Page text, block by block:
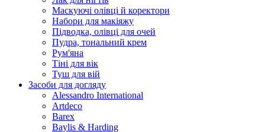
Маскуючі олівці й коректори
Набори для макіяжу
Підводка, олівці для очей
Пудра, тональний крем
Рум'яна
Тіні для вік
Туш для вій
Засоби для догляду
Alessandro International
Artdeco
Barex
Baylis & Harding